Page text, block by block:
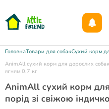
ГоловнаТовари для собакСухий корм
AnimAll сухий корм для дорослих
ягням 0,7 кг
AnimAll сухий корм
порід зі свіжою